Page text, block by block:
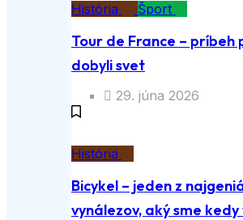
História Šport
Tour de France – príbeh
dobyli svet
29. júna 2026
História
Bicykel – jeden z
vynálezov, aký sme